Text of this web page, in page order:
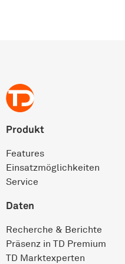
Produkt
Features
Einsatz­möglichkeiten
Service
Daten
Recherche & Berichte
Präsenz in TD Premium
TD Marktexperten